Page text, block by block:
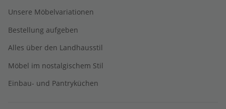
Unsere Möbelvariationen
Bestellung aufgeben
Alles über den Landhausstil
Möbel im nostalgischem Stil
Einbau- und Pantryküchen